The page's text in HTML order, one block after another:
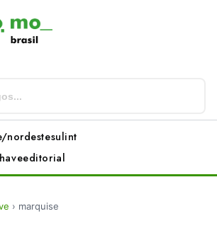
nordestesulint
editorial
› marquise